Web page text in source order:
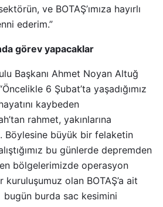
ve BOTAŞ’ımıza hayırlı
ederim.”
görev yapacaklar
Başkanı Ahmet Noyan Altuğ
6 Şubat’ta yaşadığımız
kaybeden
rahmet, yakınlarına
Böylesine büyük bir felaketin
bu günlerde depremden
bölgelerimizde operasyon
olan BOTAŞ’a ait
burda sac kesimini